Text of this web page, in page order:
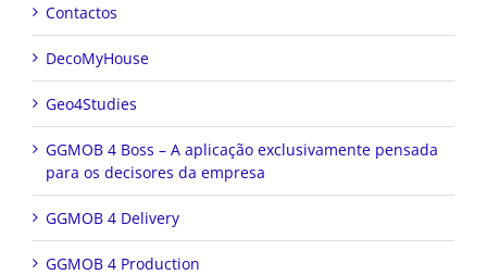
Contactos
DecoMyHouse
Geo4Studies
GGMOB 4 Boss – A aplicação exclusivamente pensada
para os decisores da empresa
GGMOB 4 Delivery
GGMOB 4 Production